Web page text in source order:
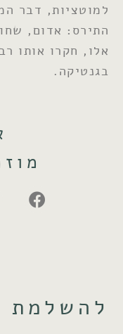
למוטציות, דבר
התירס: אדום,
אלו, חקרו אותו
בגנטיקה.
להשלמת